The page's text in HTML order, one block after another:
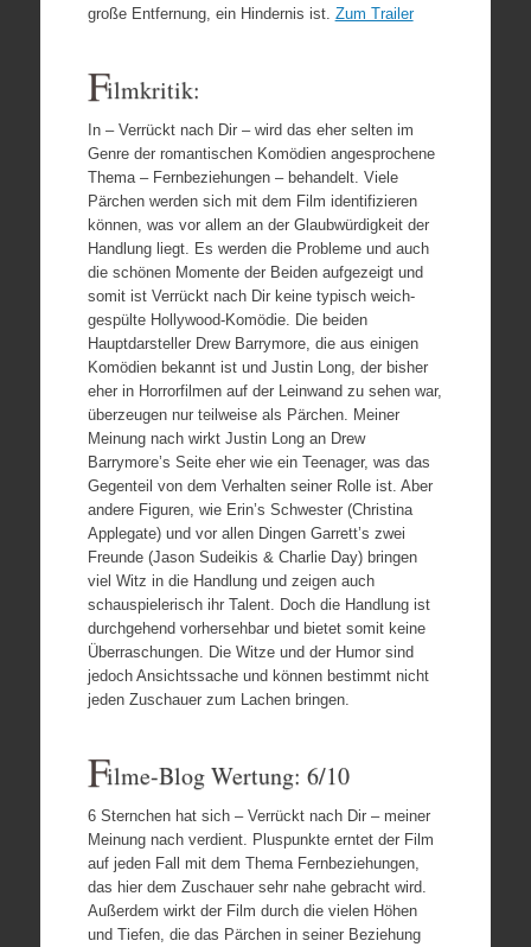
große Entfernung, ein Hindernis ist. Zum Trailer
Filmkritik:
In – Verrückt nach Dir – wird das eher selten im
Genre der romantischen Komödien angesprochene
Thema – Fernbeziehungen – behandelt. Viele
Pärchen werden sich mit dem Film identifizieren
können, was vor allem an der Glaubwürdigkeit der
Handlung liegt. Es werden die Probleme und auch
die schönen Momente der Beiden aufgezeigt und
somit ist Verrückt nach Dir keine typisch weich-
gespülte Hollywood-Komödie. Die beiden
Hauptdarsteller Drew Barrymore, die aus einigen
Komödien bekannt ist und Justin Long, der bisher
eher in Horrorfilmen auf der Leinwand zu sehen war,
überzeugen nur teilweise als Pärchen. Meiner
Meinung nach wirkt Justin Long an Drew
Barrymore’s Seite eher wie ein Teenager, was das
Gegenteil von dem Verhalten seiner Rolle ist. Aber
andere Figuren, wie Erin’s Schwester (Christina
Applegate) und vor allen Dingen Garrett’s zwei
Freunde (Jason Sudeikis & Charlie Day) bringen
viel Witz in die Handlung und zeigen auch
schauspielerisch ihr Talent. Doch die Handlung ist
durchgehend vorhersehbar und bietet somit keine
Überraschungen. Die Witze und der Humor sind
jedoch Ansichtssache und können bestimmt nicht
jeden Zuschauer zum Lachen bringen.
Filme-Blog Wertung: 6/10
6 Sternchen hat sich – Verrückt nach Dir – meiner
Meinung nach verdient. Pluspunkte erntet der Film
auf jeden Fall mit dem Thema Fernbeziehungen,
das hier dem Zuschauer sehr nahe gebracht wird.
Außerdem wirkt der Film durch die vielen Höhen
und Tiefen, die das Pärchen in seiner Beziehung